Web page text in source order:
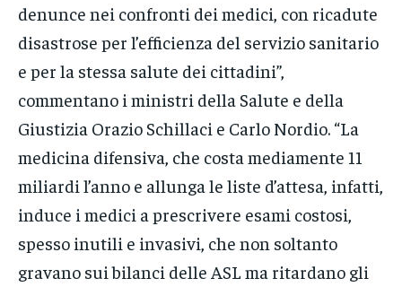
denunce nei confronti dei medici, con ricadute
disastrose per l’efficienza del servizio sanitario
e per la stessa salute dei cittadini”,
commentano i ministri della Salute e della
Giustizia Orazio Schillaci e Carlo Nordio. “La
medicina difensiva, che costa mediamente 11
miliardi l’anno e allunga le liste d’attesa, infatti,
induce i medici a prescrivere esami costosi,
spesso inutili e invasivi, che non soltanto
gravano sui bilanci delle ASL ma ritardano gli